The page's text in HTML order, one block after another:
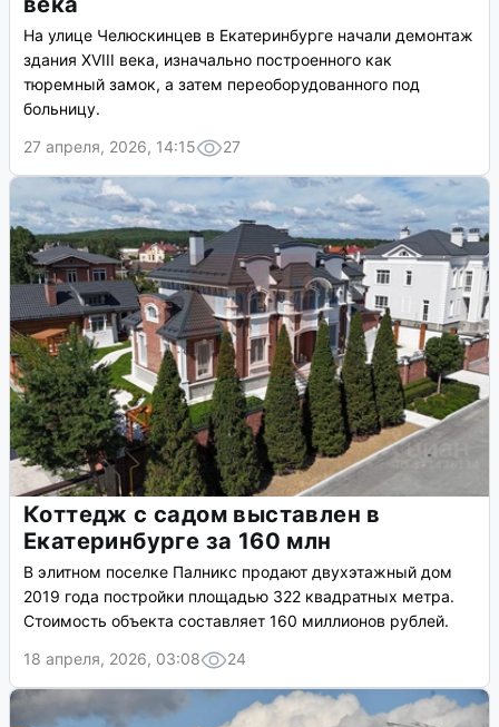
На улице Челюскинцев в Екатеринбурге начали демонтаж
здания XVIII века, изначально построенного как
тюремный замок, а затем переоборудованного под
больницу.
27 апреля, 2026, 14:15
27
Коттедж с садом выставлен в
Екатеринбурге за 160 млн
В элитном поселке Палникс продают двухэтажный дом
2019 года постройки площадью 322 квадратных метра.
Стоимость объекта составляет 160 миллионов рублей.
18 апреля, 2026, 03:08
24